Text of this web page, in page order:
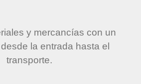
y mercancías con un
la entrada hasta el
transporte.